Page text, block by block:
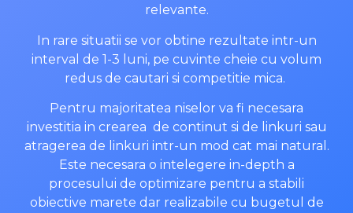
relevante.
In rare situatii se vor obtine rezultate intr-un
interval de 1-3 luni, pe cuvinte cheie cu volum
redus de cautari si competitie mica.
Pentru majoritatea niselor va fi necesara
investitia in crearea de continut si de linkuri sau
atragerea de linkuri intr-un mod cat mai natural.
Este necesara o intelegere in-depth a
procesului de optimizare pentru a stabili
obiective marete dar realizabile cu bugetul de